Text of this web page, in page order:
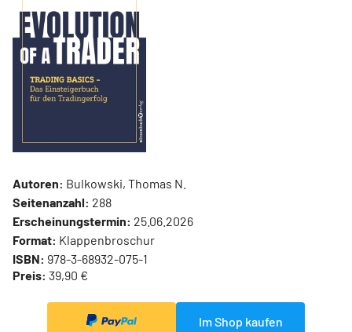
Autoren: Bulkowski, Thomas N.
Seitenanzahl: 288
Erscheinungstermin: 25.06.2026
Format: Klappenbroschur
ISBN: 978-3-68932-075-1
Preis: 39,90 €
Im Shop kaufen